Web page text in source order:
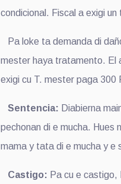
condicional. Fiscal a exigi
Pa loke ta demanda di
mester haya tratamento. El
exigi cu T. mester paga 300
Sentencia: Diabierna
pechonan di e mucha. Hues
mama y tata di e mucha y e
Castigo: Pa cu e castigo,